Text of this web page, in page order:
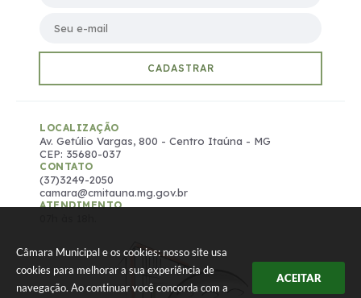
Câmara Municipal e os cookies: nosso site usa
cookies para melhorar a sua experiência de
navegação. Ao continuar você concorda com a
ACEITAR
CADASTRAR
LOCALIZAÇÃO
Av. Getúlio Vargas, 800 - Centro Itaúna - MG
CEP: 35680-037
CONTATO
(37)3249-2050
camara@cmitauna.mg.gov.br
ATENDIMENTO